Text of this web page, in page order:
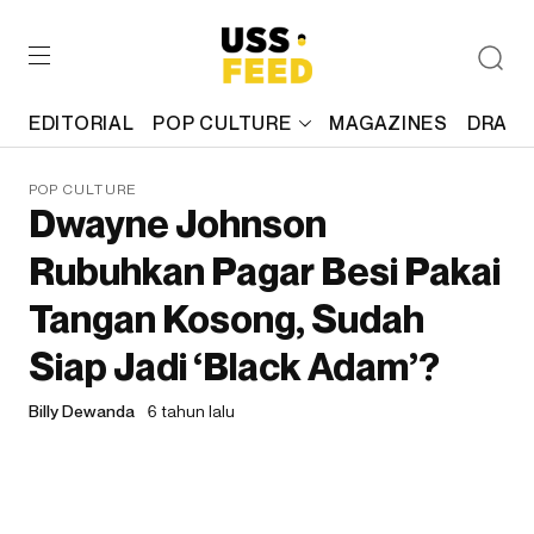
EDITORIAL POP CULTURE MAGAZINES
POP CULTURE
Dwayne Johnson
Rubuhkan Pagar Besi Pakai
Tangan Kosong, Sudah
Siap Jadi ‘Black Adam’?
Billy Dewanda 6 tahun lalu